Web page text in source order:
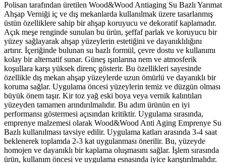
Polisan tarafından üretilen Wood&Wood Antiaging Su Bazlı Yarımat
Ahşap Verniği iç ve dış mekanlarda kullanılmak üzere tasarlanmış
üstün özelliklere sahip bir ahşap koruyucu ve dekoratif kaplamadır.
Açık meşe renginde sunulan bu ürün, şeffaf parlak ve koruyucu bir
yüzey sağlayarak ahşap yüzeylerin estetiğini ve dayanıklılığını
artırır. İçeriğinde bulunan su bazlı formül, çevre dostu ve kullanımı
kolay bir alternatif sunar. Güneş ışınlarına nem ve atmosferik
koşullara karşı yüksek direnç gösterir. Bu özellikleri sayesinde
özellikle dış mekan ahşap yüzeylerde uzun ömürlü ve dayanıklı bir
koruma sağlar. Uygulama öncesi yüzeylerin temiz ve düzgün olması
büyük önem taşır. Kir toz yağ eski boya veya vernik kalıntıları
yüzeyden tamamen arındırılmalıdır. Bu adım ürünün en iyi
performansı göstermesi açısından kritiktir. Uygulama sırasında,
emprenye malzemesi olarak Wood&Wood Anti Aging Emprenye Su
Bazlı kullanılması tavsiye edilir. Uygulama katları arasında 3-4 saat
beklenerek toplamda 2-3 kat uygulanması önerilir. Bu, yüzeyde
homojen ve dayanıklı bir kaplama oluşmasını sağlar. İşlem sırasında
ürün, kullanım öncesi ve uygulama esnasında iyice karıştırılmalıdır.